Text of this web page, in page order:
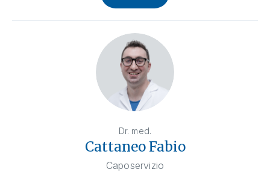
Dr. med.
Cattaneo Fabio
Caposervizio